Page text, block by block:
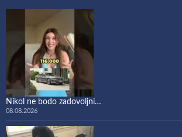
Nikol ne bodo zadovoljni…
08.08.2026